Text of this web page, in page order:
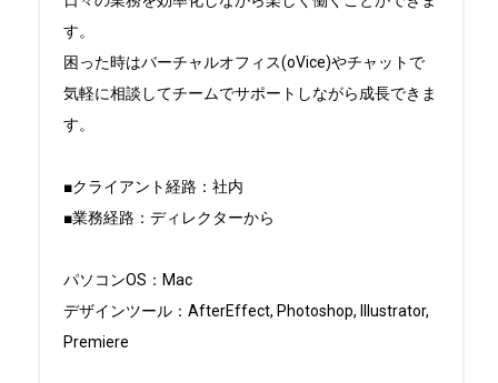
す。
困った時はバーチャルオフィス(oVice)やチャットで
気軽に相談してチームでサポートしながら成長できま
す。
■クライアント経路：社内
■業務経路：ディレクターから
パソコンOS：Mac
デザインツール：AfterEffect, Photoshop, Illustrator,
Premiere